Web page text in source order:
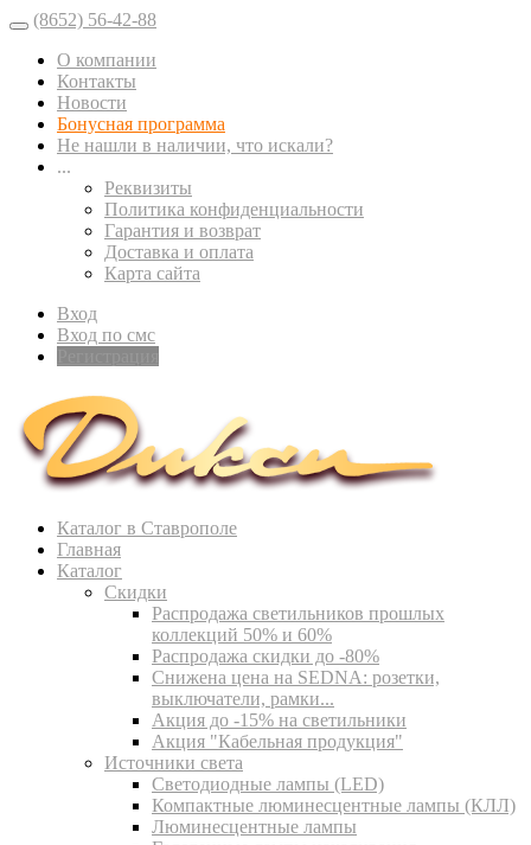
(8652) 56-42-88
О компании
Контакты
Новости
Бонусная программа
Не нашли в наличии, что искали?
...
Реквизиты
Политика конфиденциальности
Гарантия и возврат
Доставка и оплата
Карта сайта
Вход
Вход по смс
Каталог в Ставрополе
Главная
Каталог
Скидки
Распродажа светильников прошлых
коллекций 50% и 60%
Распродажа скидки до -80%
Cнижена цена на SEDNA: розетки,
выключатели, рамки...
Акция до -15% на светильники
Акция "Кабельная продукция"
Источники света
Светодиодные лампы (LED)
Компактные люминесцентные лампы (КЛЛ)
Люминесцентные лампы